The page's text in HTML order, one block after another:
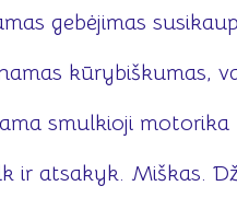
gebėjimas
kūrybiškumas,
smulkioji motorika
ir atsakyk. Miškas.